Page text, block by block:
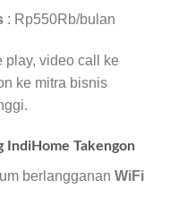
: Rp550Rb/bulan
play, video call ke
ke mitra bisnis
IndiHome Takengon
berlangganan WiFi